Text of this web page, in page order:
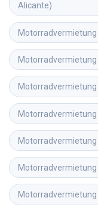
Alicante)
Motorradvermietung
Motorradvermietung
Motorradvermietung
Motorradvermietung
Motorradvermietung
Motorradvermietung
Motorradvermietung